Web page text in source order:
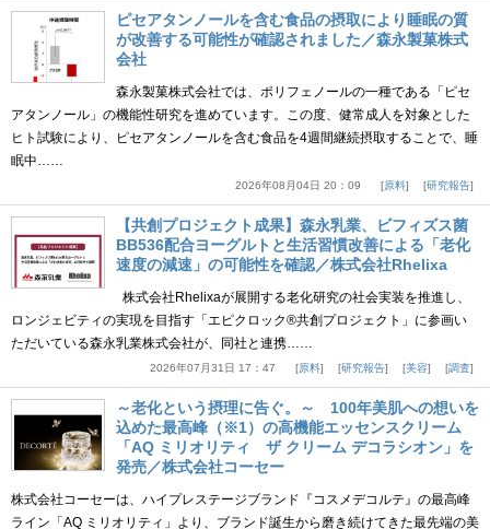
ピセアタンノールを含む食品の摂取により睡眠の質
が改善する可能性が確認されました／森永製菓株式
会社
森永製菓株式会社では、ポリフェノールの一種である「ピセ
アタンノール」の機能性研究を進めています。この度、健常成人を対象とした
ヒト試験により、ピセアタンノールを含む食品を4週間継続摂取することで、睡
眠中……
2026年08月04日 20：09 原料 研究報告
【共創プロジェクト成果】森永乳業、ビフィズス菌
BB536配合ヨーグルトと生活習慣改善による「老化
速度の減速」の可能性を確認／株式会社Rhelixa
株式会社Rhelixaが展開する老化研究の社会実装を推進し、
ロンジェビティの実現を目指す「エピクロック®共創プロジェクト」に参画い
ただいている森永乳業株式会社が、同社と連携……
2026年07月31日 17：47 原料 研究報告 美容 調査
～老化という摂理に告ぐ。～ 100年美肌への想いを
込めた最高峰（※1）の高機能エッセンスクリーム
「AQ ミリオリティ ザ クリーム デコラシオン」を
発売／株式会社コーセー
株式会社コーセーは、ハイプレステージブランド『コスメデコルテ』の最高峰
ライン「AQ ミリオリティ」より、ブランド誕生から磨き続けてきた最先端の美